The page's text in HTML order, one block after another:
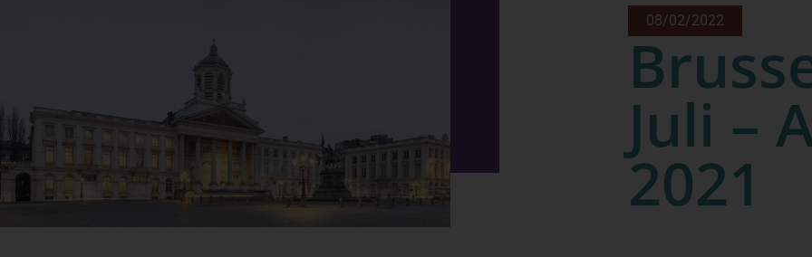
08/02/2022
Juli –
2021